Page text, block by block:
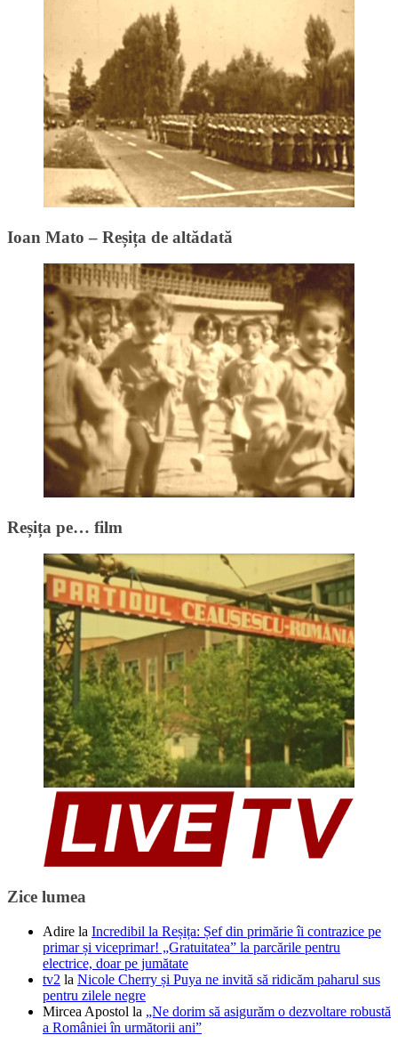
Ioan Mato – Reșița de altădată
Reșița pe… film
Zice lumea
Adire la Incredibil la Reșița: Șef din primărie îi contrazice pe
primar și viceprimar! „Gratuitatea” la parcările pentru
electrice, doar pe jumătate
tv2 la Nicole Cherry și Puya ne invită să ridicăm paharul sus
pentru zilele negre
Mircea Apostol la „Ne dorim să asigurăm o dezvoltare robustă
a României în următorii ani”